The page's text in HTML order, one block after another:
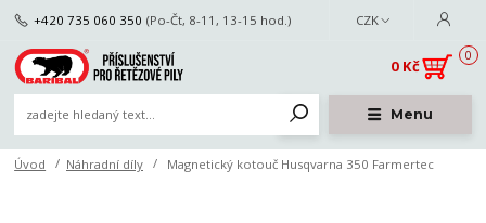
Menu
CZK
+420 735 060 350 (Po-Čt, 8-11, 13-15 hod.)
0
0 Kč
Úvod Náhradní díly Magnetický kotouč Husqvarna 350 Farmertec